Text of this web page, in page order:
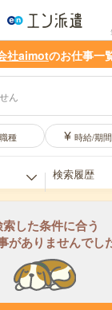
社aimotのお仕事一
ん
職種 時給/期間
検索履歴
した条件に合う
がありませんでし